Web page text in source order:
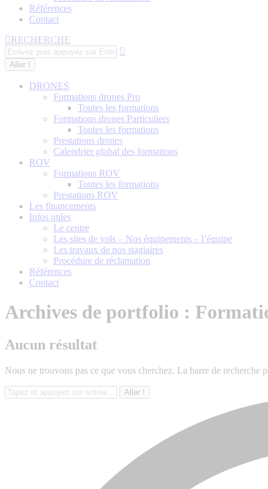
Références
Contact
Recherche
RECHERCHE
DRONES
Formations drones Pro
Toutes les formations
Formations drones Particuliers
Toutes les formations
Prestations drones
Calendrier global des formations
ROV
Formations ROV
Toutes les formations
Prestations ROV
Les financements
Infos utiles
Le centre
Les sites de vols – Nos équipements – l’équipe
Les travaux de nos stagiaires
Procédure de réclamation
Références
Contact
Archives de portfolio :
Aucun résultat
Nous ne trouvons pas ce que vous cherchez. La barre de recherche
Recherche
: